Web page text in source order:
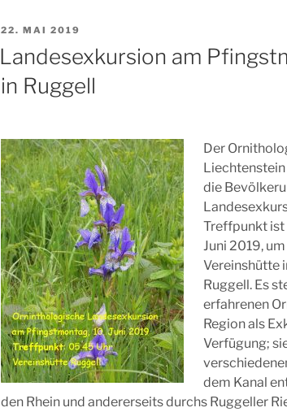
VERÖFFENTLICHT
AM
22. MAI 2019
Landesexkursion am
in Ruggell
Der
Liechtenstein
die
Treffpunkt ist
Juni 2019,
Vereinshütte
Ruggell. Es
erfahrenen
Region als
Verfügung;
dem Kanal
den Rhein und andererseits durchs Ruggeller